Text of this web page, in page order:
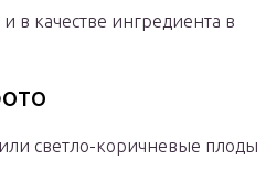
в качестве ингредиента в
светло-коричневые плоды